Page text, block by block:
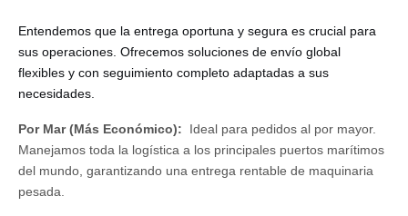
Entendemos que la entrega oportuna y segura es crucial para
sus operaciones. Ofrecemos soluciones de envío global
flexibles y con seguimiento completo adaptadas a sus
necesidades.
Por Mar (Más Económico):
Ideal para pedidos al por mayor.
Manejamos toda la logística a los principales puertos marítimos
del mundo, garantizando una entrega rentable de maquinaria
pesada.